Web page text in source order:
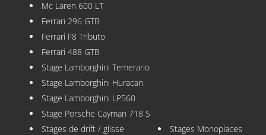
Mc Laren 600 LT
Ferrari 296 GTB
Ferrari F8 Tributo
Ferrari 488 GTB
Stage Lamborghini Temerario
Stage Lamborghini Huracan
Stage Lamborghini LP560
Stage Porsche Cayman 718 S
Stages de drift / glisse
Stages Monoplaces